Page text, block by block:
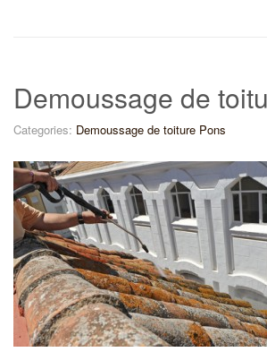
Demoussage de
Categories: Demoussage de toiture Pons